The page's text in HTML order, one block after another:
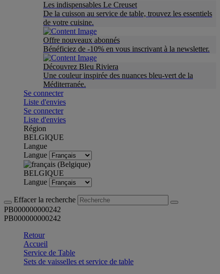
Les indispensables Le Creuset
De la cuisson au service de table, trouvez les essentiels
de votre cuisine.
Offre nouveaux abonnés
Bénéficiez de -10% en vous inscrivant à la newsletter.
Découvrez Bleu Riviera
Une couleur inspirée des nuances bleu-vert de la
Méditerranée.
Se connecter
Liste d'envies
Se connecter
Liste d'envies
Région
BELGIQUE
Langue
Langue
BELGIQUE
Langue
Effacer la recherche
PB000000000242
PB000000000242
Retour
Accueil
Service de Table
Sets de vaisselles et service de table